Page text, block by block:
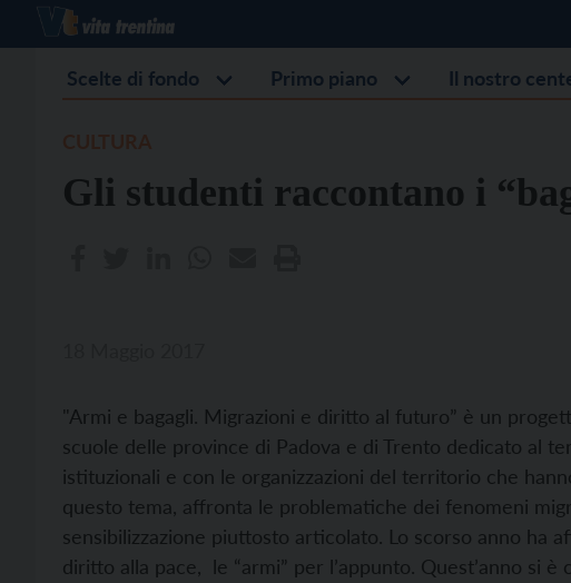
Scelte di fondo Primo piano Il nostro
Gli studenti raccontano i
"Armi e bagagli. Migrazioni e diritto al futuro” è un
scuole delle province di Padova e di Trento dedicato al
istituzionali e con le organizzazioni del territorio che
questo tema, affronta le problematiche dei fenomeni
sensibilizzazione piuttosto articolato. Lo scorso anno ha
diritto alla pace, le “armi” per l’appunto. Quest’anno si